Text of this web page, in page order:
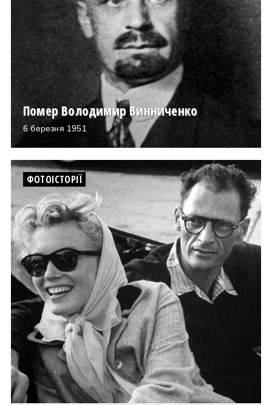
Помер Володимир Винниченко
6 березня 1951
ФОТОІСТОРІЇ